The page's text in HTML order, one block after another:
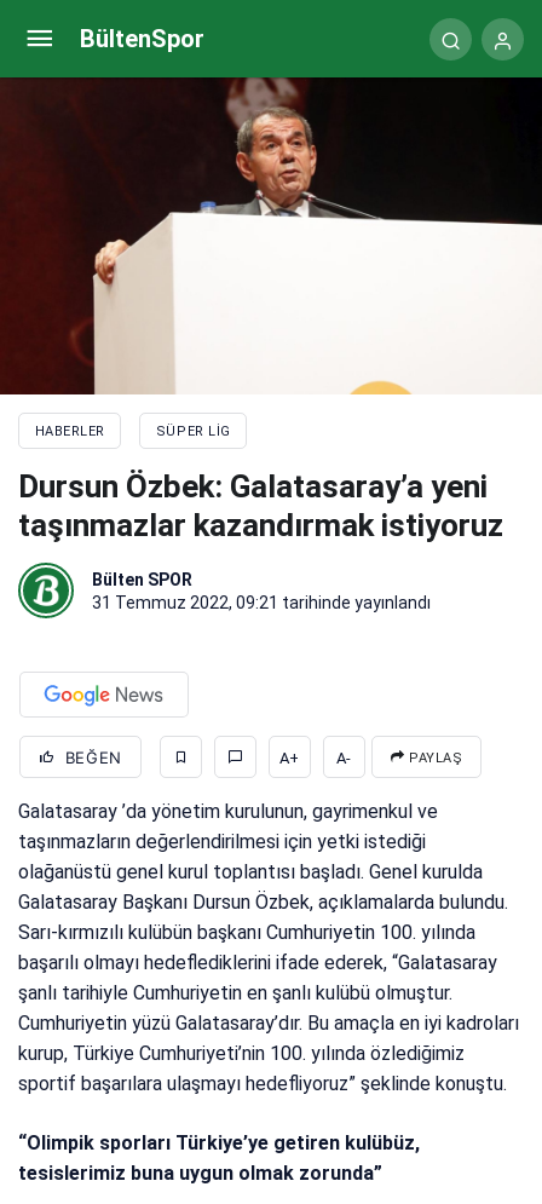
BültenSpor
HABERLER SÜPER LIG
Dursun Özbek: Galatasaray’a yeni
taşınmazlar kazandırmak istiyoruz
Bülten SPOR
31 Temmuz 2022, 09:21 tarihinde yayınlandı
BEĞEN A+ A- PAYLAŞ
Galatasaray ’da yönetim kurulunun, gayrimenkul ve
taşınmazların değerlendirilmesi için yetki istediği
olağanüstü genel kurul toplantısı başladı. Genel kurulda
Galatasaray Başkanı Dursun Özbek, açıklamalarda bulundu.
Sarı-kırmızılı kulübün başkanı Cumhuriyetin 100. yılında
başarılı olmayı hedeflediklerini ifade ederek, “Galatasaray
şanlı tarihiyle Cumhuriyetin en şanlı kulübü olmuştur.
Cumhuriyetin yüzü Galatasaray’dır. Bu amaçla en iyi kadroları
kurup, Türkiye Cumhuriyeti’nin 100. yılında özlediğimiz
sportif başarılara ulaşmayı hedefliyoruz” şeklinde konuştu.
“Olimpik sporları Türkiye’ye getiren kulübüz,
tesislerimiz buna uygun olmak zorunda”
Galatasaray transfer haberi: Ndombele’de olumlu